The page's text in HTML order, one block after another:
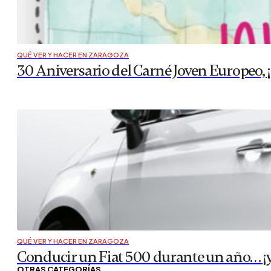
QUÉ VER Y HACER EN ZARAGOZA
30 Aniversario del Carné Joven Europeo,
QUÉ VER Y HACER EN ZARAGOZA
Conducir un Fiat 500 durante un año…